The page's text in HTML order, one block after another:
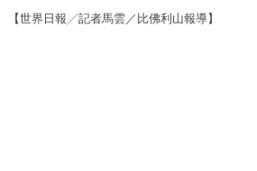
【世界日報╱記者馬雲／比佛利山報導】